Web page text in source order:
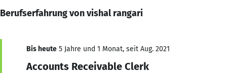
Berufserfahrung von vishal rangari
Bis heute 5 Jahre und 1 Monat, seit Aug. 2021
Accounts Receivable Clerk